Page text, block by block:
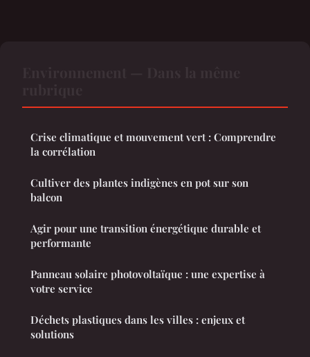
Crise climatique et mouvement vert : Comprendre
la corrélation
Cultiver des plantes indigènes en pot sur son
balcon
Agir pour une transition énergétique durable et
performante
Panneau solaire photovoltaïque : une expertise à
votre service
Déchets plastiques dans les villes : enjeux et
solutions